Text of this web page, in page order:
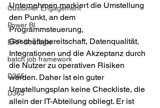
Customer Engagement
Power BI
ERP Strategie
batch job framework
D365
D365
Unternehmen markiert die Umstellung
den Punkt, an dem
Programmsteuerung,
Geschäftsbereitschaft, Datenqualität,
Integrationen und die Akzeptanz durch
die Nutzer zu operativen Risiken
werden. Daher ist ein guter
Umstellungsplan keine Checkliste, die
allein der IT-Abteilung obliegt. Er ist